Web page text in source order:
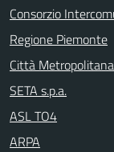
Consorzio
Regione Piemonte
Città
SETA s.p.a.
ASL TO4
ARPA